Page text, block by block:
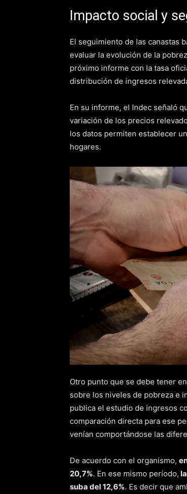
Impacto social y
El seguimiento de las canastas
evaluar la evolución de la
próximo informe con la tasa
distribución de ingresos
En su informe, el Indec señaló
variación de los precios
los datos permiten establecer
hogares.
Otro punto que se debe tener
sobre los niveles de pobreza e
publica el estudio de ingresos
comparación directa para ese
venían comportándose las
De acuerdo con el organismo,
20,7%. En ese mismo período,
suba del 12,6%. Es decir que